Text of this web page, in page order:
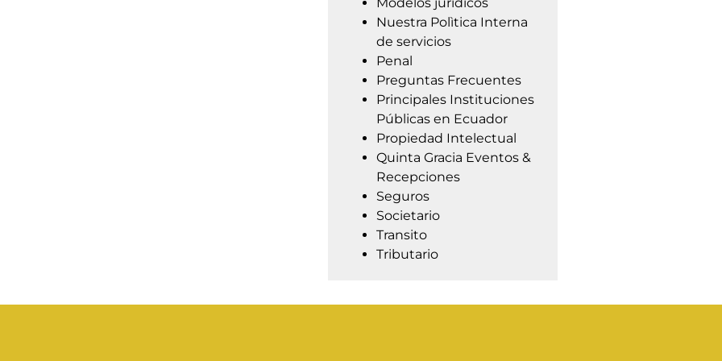
Modelos jurídicos
Nuestra Polìtica Interna
de servicios
Penal
Preguntas Frecuentes
Principales Instituciones
Públicas en Ecuador
Propiedad Intelectual
Quinta Gracia Eventos &
Recepciones
Seguros
Societario
Transito
Tributario